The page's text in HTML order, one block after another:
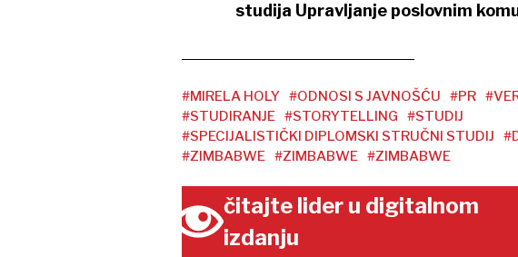
studija Upravljanje poslovnim
#MIRELA HOLY #ODNOSI S JAVNOŠĆU #PR
#STUDIRANJE #STORYTELLING
#STUDIJ
#SPECIJALISTIČKI DIPLOMSKI STRUČNI STUDIJ
#ZIMBABWE #ZIMBABWE #ZIMBABWE
čitajte lider u digitalnom
izdanju